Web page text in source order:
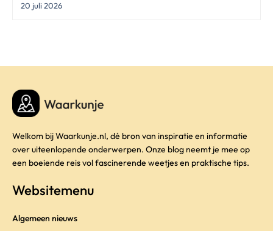
20 juli 2026
Welkom bij Waarkunje.nl, dé bron van inspiratie en informatie
over uiteenlopende onderwerpen. Onze blog neemt je mee op
een boeiende reis vol fascinerende weetjes en praktische tips.
Websitemenu
Algemeen nieuws